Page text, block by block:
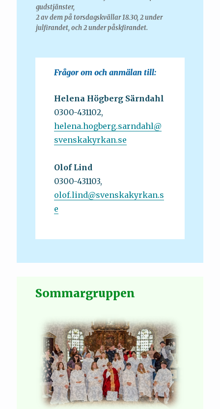
gudstjänster,
2 av dem på torsdagskvällar 18.30, 2 under
julfirandet, och 2 under påskfirandet.
Frågor om och anmälan till:
Helena Högberg Särndahl
0300-431102,
helena.hogberg.sarndahl@
svenskakyrkan.se
Olof Lind
0300-431103,
olof.lind@svenskakyrkan.s
e
Sommargruppen